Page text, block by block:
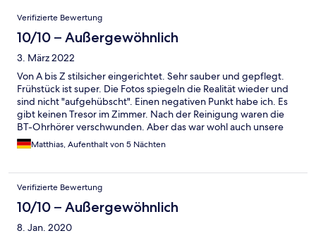
Bewertungen
Verifizierte Bewertung
10/10 – Außergewöhnlich
3. März 2022
Von A bis Z stilsicher eingerichtet. Sehr sauber und gepflegt.
Frühstück ist super. Die Fotos spiegeln die Realität wieder und
sind nicht "aufgehübscht". Einen negativen Punkt habe ich. Es
gibt keinen Tresor im Zimmer. Nach der Reinigung waren die
BT-Ohrhörer verschwunden. Aber das war wohl auch unsere
eigene Leichtsinnigkeit. Das passiert in jedem Hotel auf der
Welt. Gelegenheit macht Diebe.
Matthias, Aufenthalt von 5 Nächten
Verifizierte Bewertung
10/10 – Außergewöhnlich
8. Jan. 2020